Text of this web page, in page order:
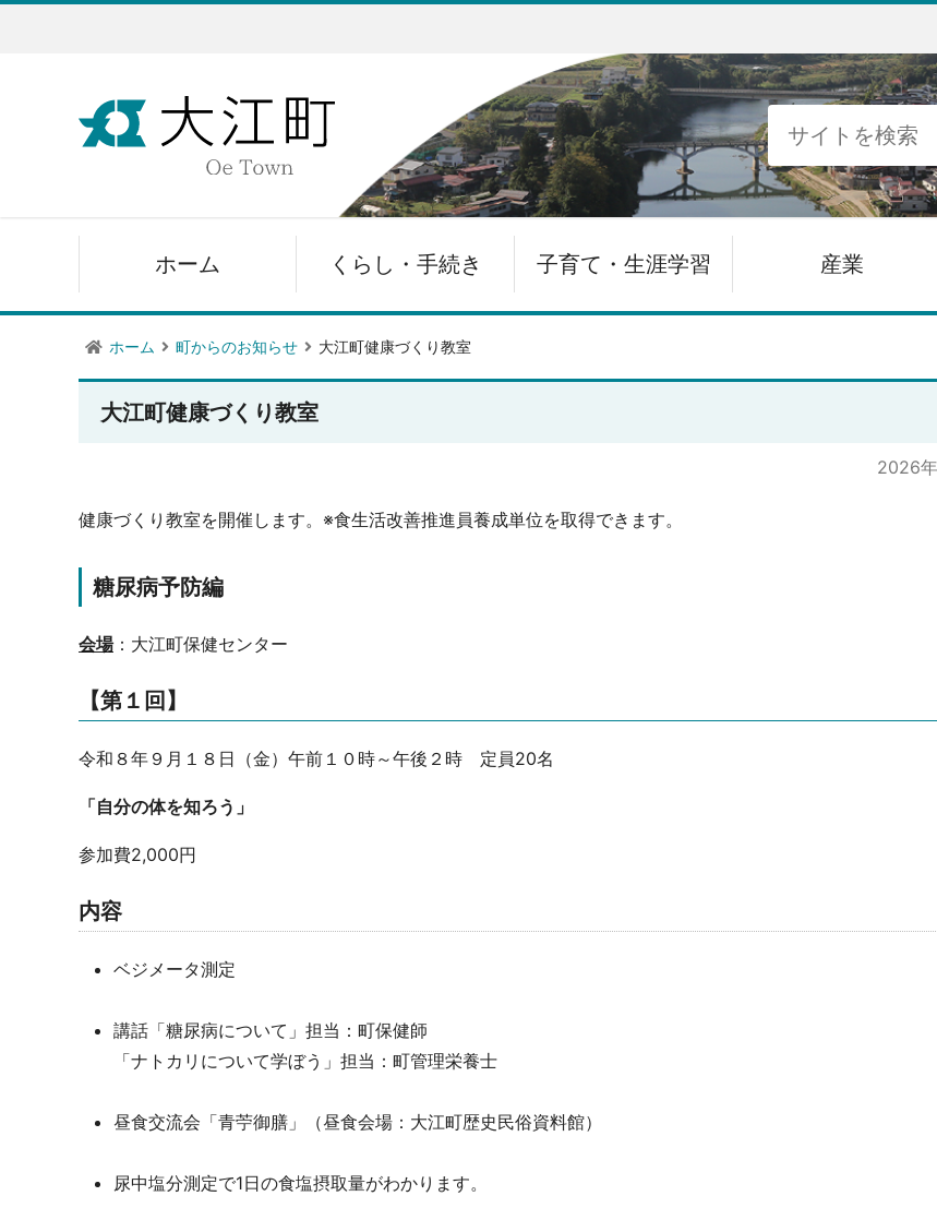
ホーム くらし・手続き 子育て・生涯学習 産業
ホーム 町からのお知らせ 大江町健康づくり教室
大江町健康づくり教室
2026
健康づくり教室を開催します。※食生活改善推進員養成単位を取得できます。
糖尿病予防編
会場：大江町保健センター
【第１回】
令和８年９月１８日（金）午前１０時～午後２時 定員20名
「自分の体を知ろう」
参加費2,000円
内容
ベジメータ測定
講話「糖尿病について」担当：町保健師
「ナトカリについて学ぼう」担当：町管理栄養士
昼食交流会「青苧御膳」（昼食会場：大江町歴史民俗資料館）
尿中塩分測定で1日の食塩摂取量がわかります。